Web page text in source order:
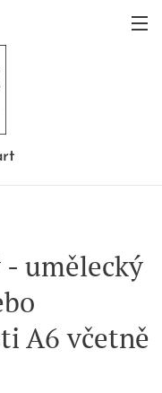
umělecký
A6 včetně